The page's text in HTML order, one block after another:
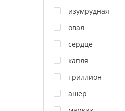
изумрудная
овал
сердце
капля
триллион
ашер